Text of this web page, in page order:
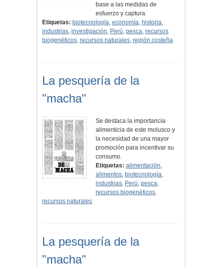
base a las medidas de
esfuerzo y captura.
Etiquetas: biotecnología, economía, historia,
industrias, investigación, Perú, pesca, recursos
biogenéticos, recursos naturales, región costeña
La pesquería de la
"macha"
Se destaca la importancia
alimenticia de este molusco y
la necesidad de una mayor
promoción para incentivar su
consumo.
Etiquetas: alimentación,
alimentos, biotecnología,
industrias, Perú,pesca,
recursos biogenéticos,
recursos naturales
La pesquería de la
"macha"